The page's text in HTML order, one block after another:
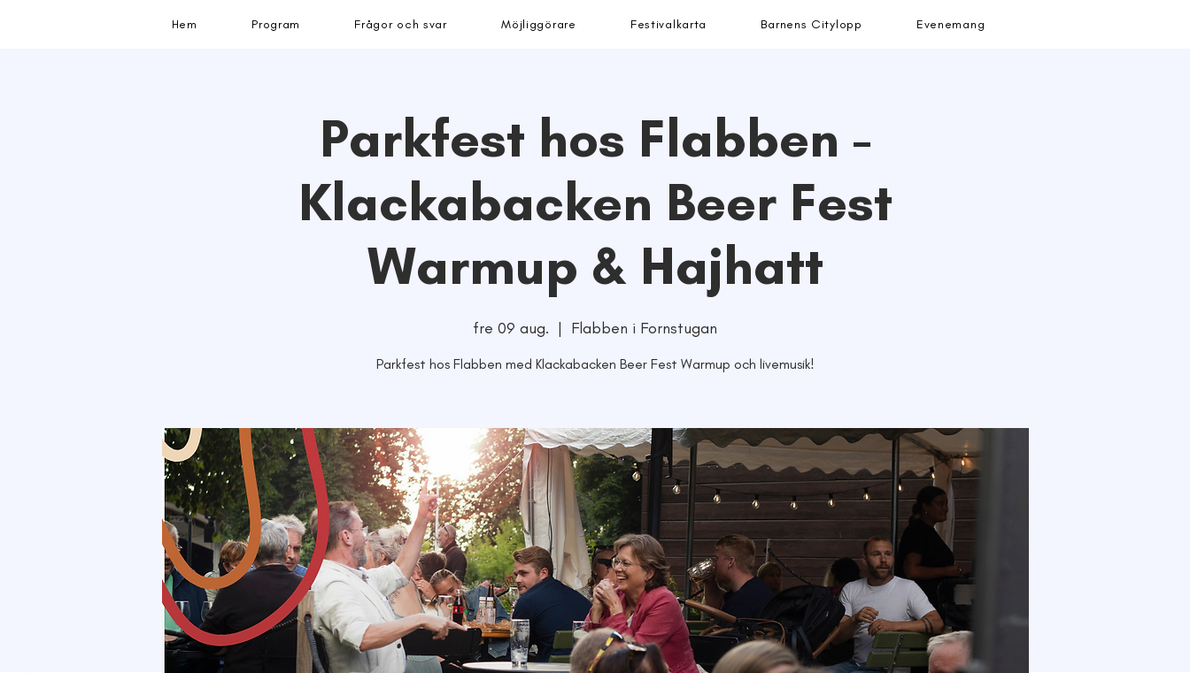
Hem Program Frågor och svar Möjliggörare Festivalkarta Barnens Citylopp Evenemang
Parkfest hos Flabben -
Klackabacken Beer Fest
Warmup & Hajhatt
fre 09 aug.
  |
Flabben i Fornstugan
Parkfest hos Flabben med Klackabacken Beer Fest Warmup och livemusik!